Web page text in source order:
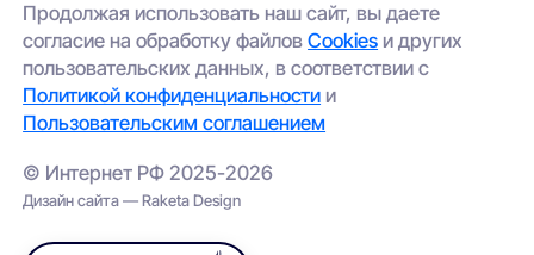
Продолжая использовать наш сайт, вы даете
согласие на обработку файловCookies и других
пользовательских данных, в соответствии с
Политикой конфиденциальности и
Пользовательским соглашением
© Интернет РФ 2025-2026
Дизайн сайта — Raketa Design